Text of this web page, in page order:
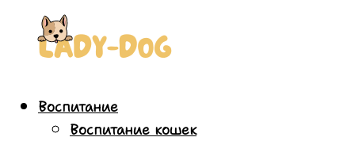
Воспитание
Воспитание кошек